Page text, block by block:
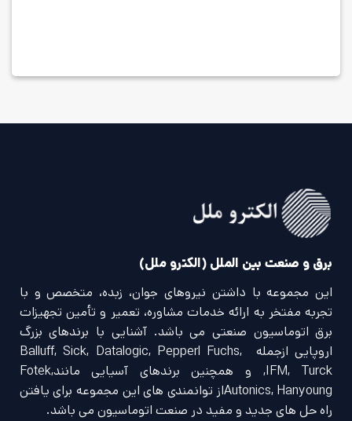
برق و صنعت بین الملل (الکترو ملل)
این مجموعه با داشتن نیروهای جوان، زبده، متخصص و با
تجربه مفتخر به ارائه خدمات مشاوره، تعمیر و تأمین تجهیزات
برق اتوماسیون صنعتی می باشد. آشنایی با برندهای بزرگ
اروپایی ازجمله Balluff, Sick, Datalogic, Pepperl Fuchs,
IFM, Turck, و همچنین برندهای آسیایی مانندFotek,
Autonics, Hanyoungاز توانمندی های این مجموعه برای یافتن
راه حل های جدید و مفید در صنعت اتوماسیون می باشد.